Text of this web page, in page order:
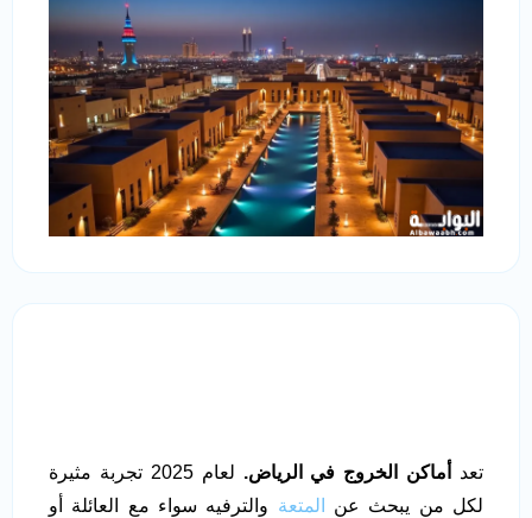
تعد أماكن الخروج في الرياض.
لعام 2025 تجربة مثيرة
لكل من يبحث عن
المتعة والترفيه سواء مع العائلة أو